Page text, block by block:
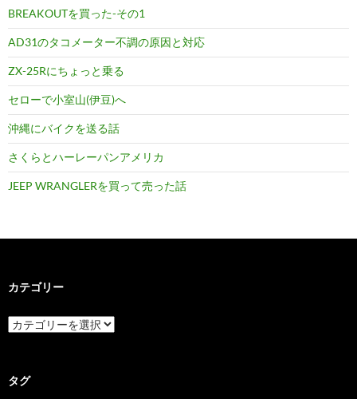
BREAKOUTを買った-その1
AD31のタコメーター不調の原因と対応
ZX-25Rにちょっと乗る
セローで小室山(伊豆)へ
沖縄にバイクを送る話
さくらとハーレーパンアメリカ
JEEP WRANGLERを買って売った話
カテゴリー
カ
テ
ー
タグ